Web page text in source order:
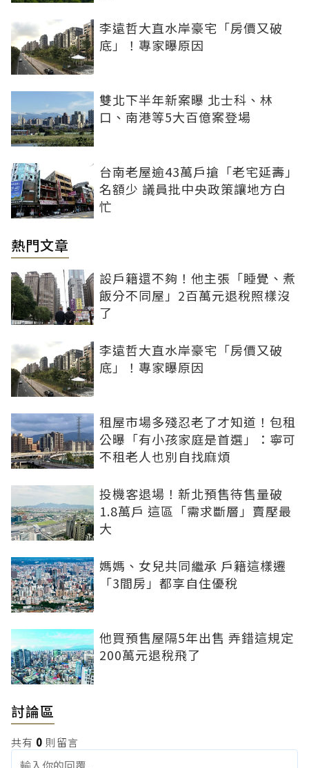
李遠哲大直水岸豪宅「房價又破
底」！專家曝原因
雙北下半年新案曝 北士科、林
口、南港等5大百億案登場
台南老屋逾43萬戶搶「老宅延壽」
名額少 議員批中央政策讓地方白
忙
熱門文章
設戶籍還不夠！他主張「睡覺、煮
飯分不同屋」2百萬元退稅照樣沒
了
李遠哲大直水岸豪宅「房價又破
底」！專家曝原因
租屋市場多殘忍老了才知道！包租
公曝「有小孩家庭是首選」：寧可
不租老人也別自找麻煩
投機客退場！新北預售待售量破
1.8萬戶 這區「需求斷層」賣壓最
大
媽媽、女兒共同繼承 戶籍這樣遷
「3間房」都享自住優稅
他買預售屋隔5年出售 弄錯這規定
200萬元退稅飛了
討論區
共有 0 則留言